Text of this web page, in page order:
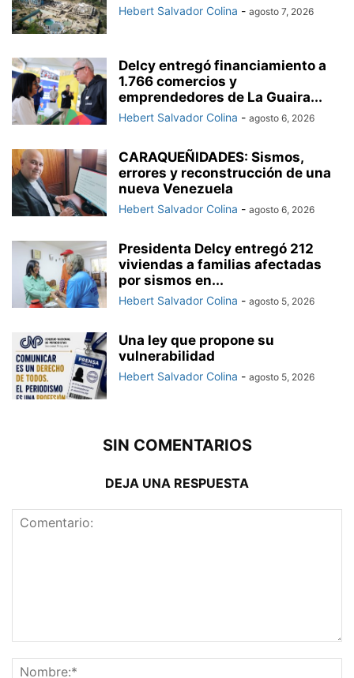
Hebert Salvador Colina - agosto 7, 2026
Delcy entregó financiamiento a
1.766 comercios y
emprendedores de La Guaira...
Hebert Salvador Colina - agosto 6, 2026
CARAQUEÑIDADES: Sismos,
errores y reconstrucción de una
nueva Venezuela
Hebert Salvador Colina - agosto 6, 2026
Presidenta Delcy entregó 212
viviendas a familias afectadas
por sismos en...
Hebert Salvador Colina - agosto 5, 2026
Una ley que propone su
vulnerabilidad
Hebert Salvador Colina - agosto 5, 2026
SIN COMENTARIOS
DEJA UNA RESPUESTA